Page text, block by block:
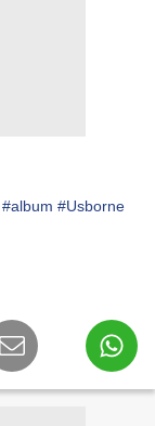
#album #Usborne